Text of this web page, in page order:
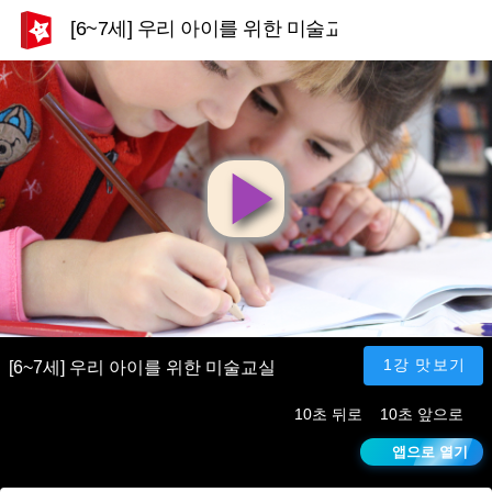
[6~7세] 우리 아이를 위한 미술교실
영
상
재
생
[6~7세] 우리 아이를 위한 미술교실 1강 맛보기
10초 뒤로 10초 앞으로
앱으로 열기